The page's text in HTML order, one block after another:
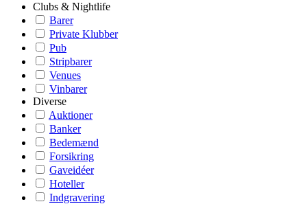
Clubs & Nightlife
Barer
Private Klubber
Pub
Stripbarer
Venues
Vinbarer
Diverse
Auktioner
Banker
Bedemænd
Forsikring
Gaveidéer
Hoteller
Indgravering